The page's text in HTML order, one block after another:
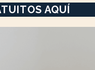
AQUÍ